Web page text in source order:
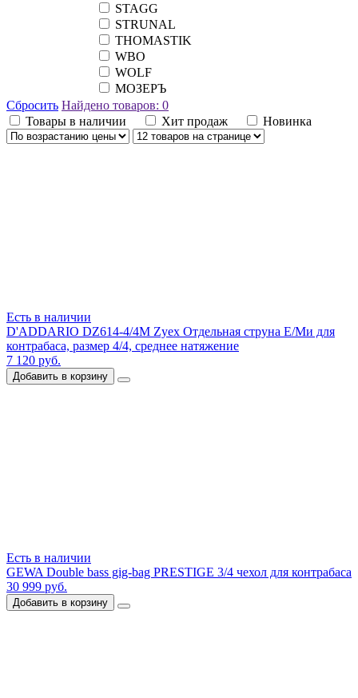
STAGG
STRUNAL
THOMASTIK
WBO
WOLF
МОЗЕРЪ
Сбросить Найдено товаров: 0
Товары в наличии
Хит продаж Новинка
Есть в наличии
D'ADDARIO DZ614-4/4M Zyex Отдельная струна Е/Ми для
контрабаса, размер 4/4, среднее натяжение
7 120 руб.
Добавить в корзину
Есть в наличии
GEWA Double bass gig-bag PRESTIGE 3/4 чехол для контрабаса
30 999 руб.
Добавить в корзину